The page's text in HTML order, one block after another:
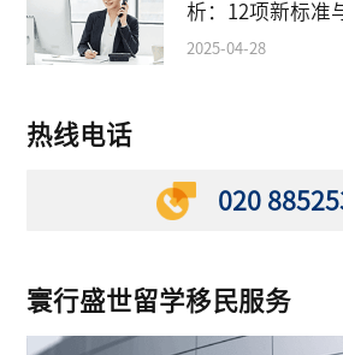
析：12项新标准
2025-04-28
热线电话
020
寰行盛世留学移民服务